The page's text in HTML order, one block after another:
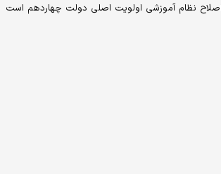
نظام آموزشی اولویت اصلی دولت چهاردهم است